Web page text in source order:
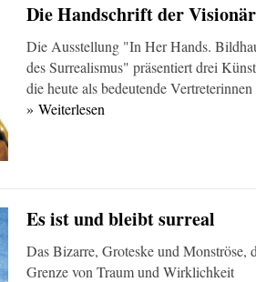
Die Handschrift der
Die Ausstellung "In Her Hands.
des Surrealismus" präsentiert drei
die heute als bedeutende Vertreterinnen
» Weiterlesen
Es ist und bleibt surreal
Das Bizarre, Groteske und Monströse,
Grenze von Traum und Wirklichkeit